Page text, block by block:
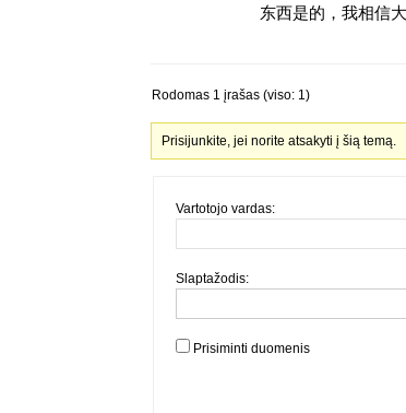
东西是的，我相信
Rodomas 1 įrašas (viso: 1)
Prisijunkite, jei norite atsakyti į šią temą.
Vartotojo vardas:
Slaptažodis:
Prisiminti duomenis